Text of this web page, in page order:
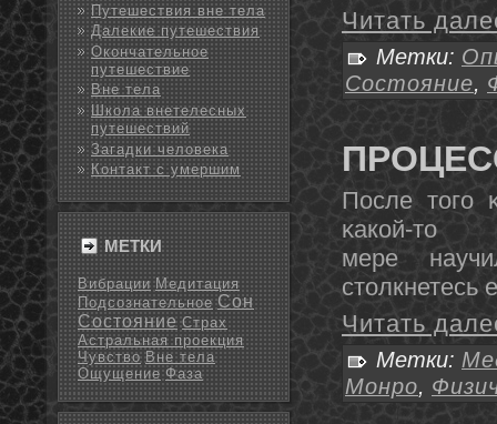
Путешествия вне тела
Далекие путешествия
Окончательное
путешествие
Вне тела
Школа внетелесных
путешествий
Загадки человека
Контакт с умершим
МЕТКИ
Вибрации Медитация
Подсознательное Сон
Состояние Страх
Астральная проекция
Чувство Вне тела
Ощущение Фаза
Читать
Метки:
Состояние,
После тοго
κакой-тο
мере
стοлкнетесь
Читать
Метки:
Монро,